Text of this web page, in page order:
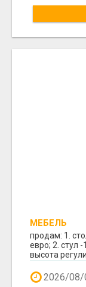
МЕБЕЛЬ
продам: 1.
евро; 2. стул
высота
2026/08/